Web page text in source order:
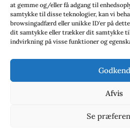
at gemme og/eller få adgang til
samtykke til disse teknologier, kan vi
browsingadfærd eller unikke ID'er på
dit samtykke eller trækker dit samtykke
indvirkning på visse funktioner og
Godkend
Afvis
Se
Sverige:
Sverige:
deutschsprachiger
© 2020 -